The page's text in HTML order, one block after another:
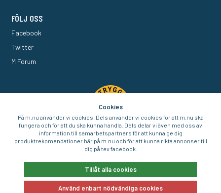
FÖLJ OSS
Facebook
Twitter
M Forum
Cookies
På m.nu använder vi cookies. Dels använder vi cookies för att m.nu ska
fungera och för att du ska kunna handla. Dels delar vi även med oss av
information till samarbetspartners för att kunna ge dig
produktrekomendationer här på m.nu och för att kunna rikta annonser till
dig på tex facebook.
Tillåt alla cookies
Använd enbart nödvändiga cookies